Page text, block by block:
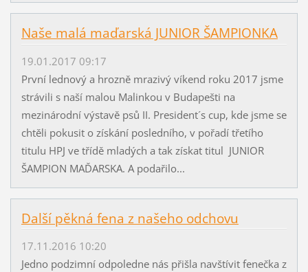
Naše malá maďarská JUNIOR ŠAMPIONKA
19.01.2017 09:17
První lednový a hrozně mrazivý víkend roku 2017 jsme
strávili s naší malou Malinkou v Budapešti na
mezinárodní výstavě psů II. President´s cup, kde jsme se
chtěli pokusit o získání posledního, v pořadí třetího
titulu HPJ ve třídě mladých a tak získat titul JUNIOR
ŠAMPION MAĎARSKA. A podařilo...
Další pěkná fena z našeho odchovu
17.11.2016 10:20
Jedno podzimní odpoledne nás přišla navštívit fenečka z